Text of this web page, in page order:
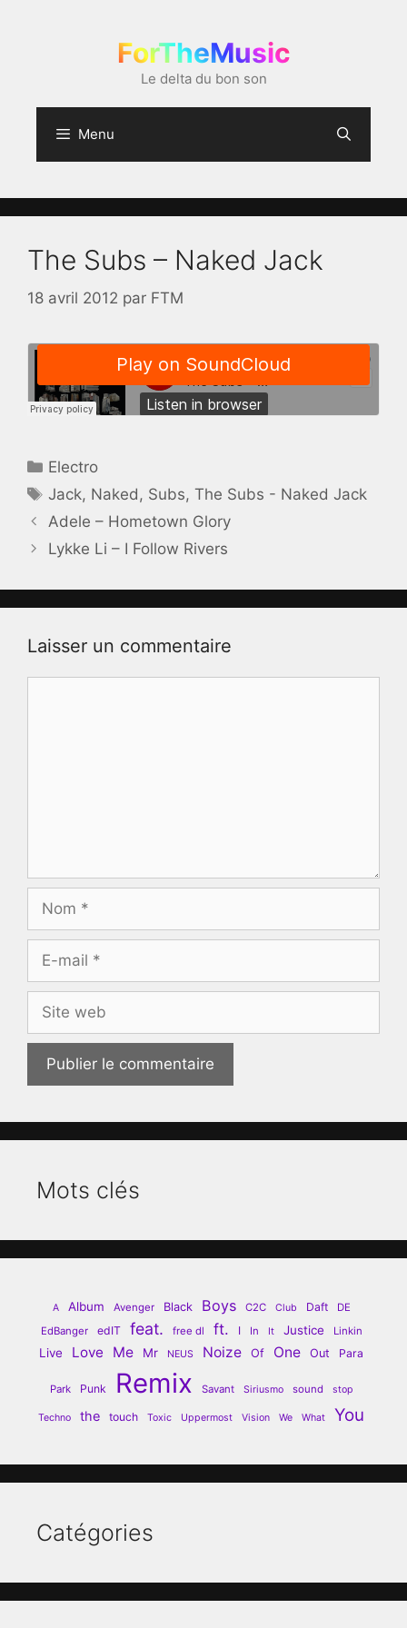
ForTheMusic
Le delta du bon son
Menu
The Subs – Naked Jack
18 avril 2012 par FTM
Catégories
Electro
Étiquettes
Jack, Naked , Subs,The Subs - Naked Jack
Adele – Hometown Glory
Lykke Li – I Follow Rivers
Laisser un commentaire
mail
web
Mots clés
A Album Avenger Black Boys C2C Club Daft
DE
EdBanger
edIT feat. free dl ft. I In It Justice Linkin
Live Love Me Mr NEUS Noize Of One Out Para
Park Punk Remix Savant Siriusmo sound stop
Techno the touch Toxic Uppermost Vision We What You
Catégories